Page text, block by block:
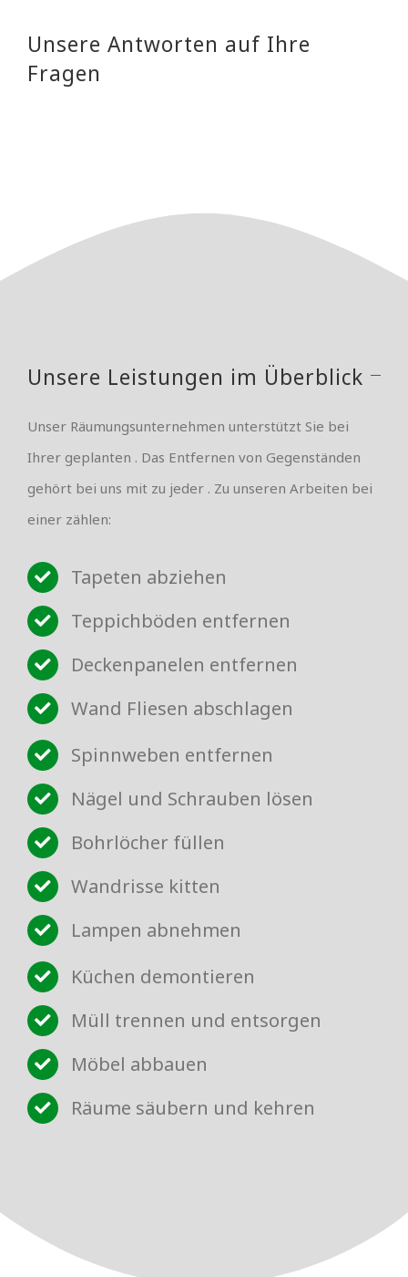
Unsere Antworten auf Ihre
Fragen
Unsere Leistungen im Überblick
Unser Räumungsunternehmen unterstützt Sie bei
Ihrer geplanten . Das Entfernen von Gegenständen
gehört bei uns mit zu jeder . Zu unseren Arbeiten bei
einer zählen:
Tapeten abziehen
Teppichböden entfernen
Deckenpanelen entfernen
Wand Fliesen abschlagen
Spinnweben entfernen
Nägel und Schrauben lösen
Bohrlöcher füllen
Wandrisse kitten
Lampen abnehmen
Küchen demontieren
Müll trennen und entsorgen
Möbel abbauen
Räume säubern und kehren